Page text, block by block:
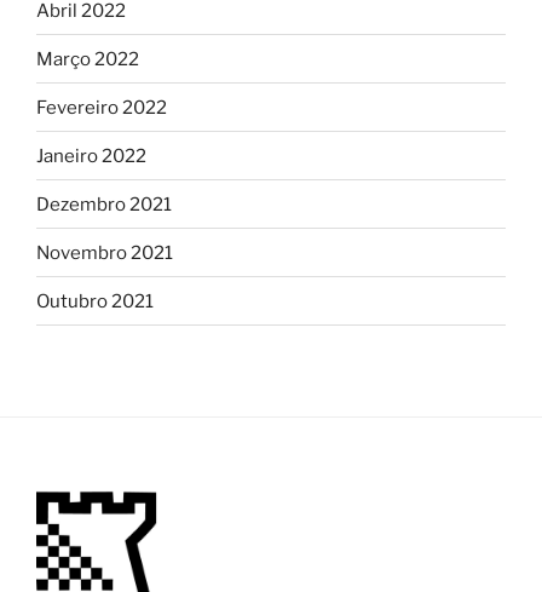
Abril 2022
Março 2022
Fevereiro 2022
Janeiro 2022
Dezembro 2021
Novembro 2021
Outubro 2021